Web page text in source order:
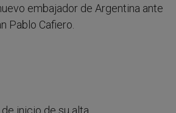
embajador de Argentina ante
Pablo Cafiero.
inicio de su alta